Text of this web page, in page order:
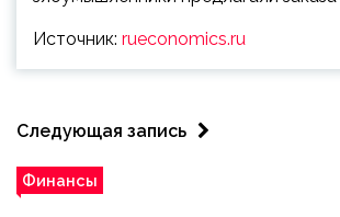
Источник: rueconomics.ru
Следующая запись
Финансы